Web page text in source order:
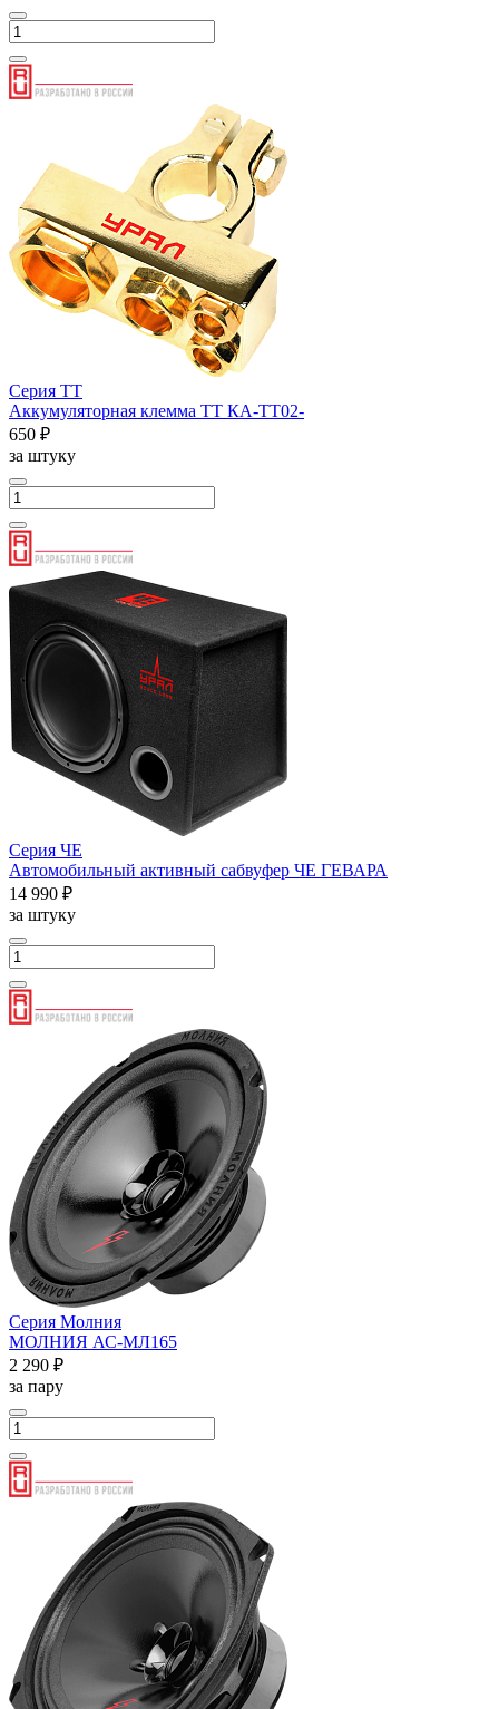
Серия ТТ
Аккумуляторная клемма ТТ КА-ТТ02-
650 ₽
за штуку
Серия ЧЕ
Автомобильный активный сабвуфер ЧЕ ГЕВАРА
14 990 ₽
за штуку
Серия Молния
МОЛНИЯ АС-МЛ165
2 290 ₽
за пару